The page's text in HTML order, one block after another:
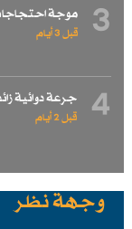
3 موجة
قبل 3 أيام
4 جرعة دوائية
قبل 2 أيام
وجهة نظر